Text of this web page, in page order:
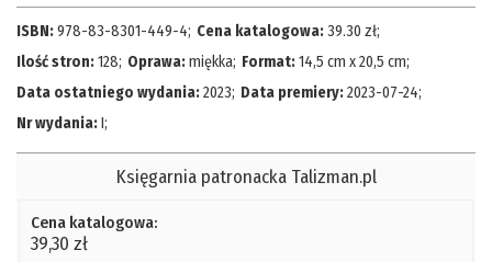
ISBN:978-83-8301-449-4; Cena katalogowa:39.30 zł;
Ilość stron:128; Oprawa:miękka; Format:14,5 cm x 20,5 cm;
Data ostatniego wydania:2023; Data premiery:2023-07-24;
Nr wydania:I;
Księgarnia patronacka Talizman.pl
Cena katalogowa:
39,30 zł